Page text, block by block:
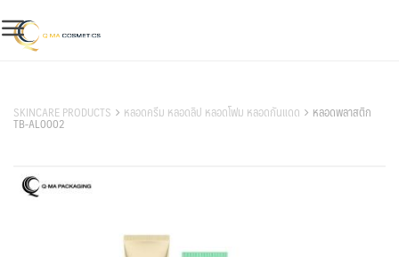
to
content
SKINCARE PRODUCTS หลอดครีม หลอดลิป หลอดโฟม หลอดกันแดด หลอดพลาสติก
TB-AL0002